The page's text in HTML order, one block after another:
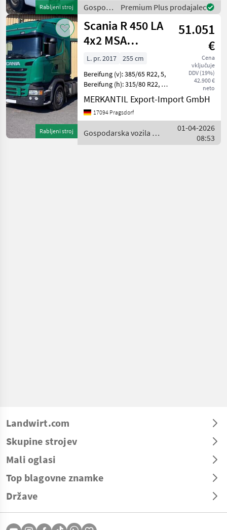
Rabljeni stroj
Specifications Delivered EU
approved Km
Gospodarska
vozila /
Scania
Premium Plus prodajalec
Rabljeni stroj
Scania R 450 LA
4x2 MSA
Hydraulikanlage
51.051
€
Cena
vključuje
DDV (19%)
42.900 €
neto
L. pr. 2017
255 cm
Bereifung (v): 385/65 R22, 5,
Bereifung (h): 315/80 R22, 5,
Höhe: 368 cm,
Erstzulassung: 11.10.2017,
Beleuchtung/Warntafeln
Schubbodenhydraulik
Getriebe:
MERKANTIL Export-Import GmbH
17094 Pragsdorf
Gospodarska vozila /
Scania
01-04-2026
08:53
Landwirt.com
Skupine strojev
Mali oglasi
Top blagovne znamke
Države